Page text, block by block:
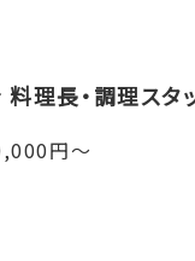
理長・調理スタ
円～